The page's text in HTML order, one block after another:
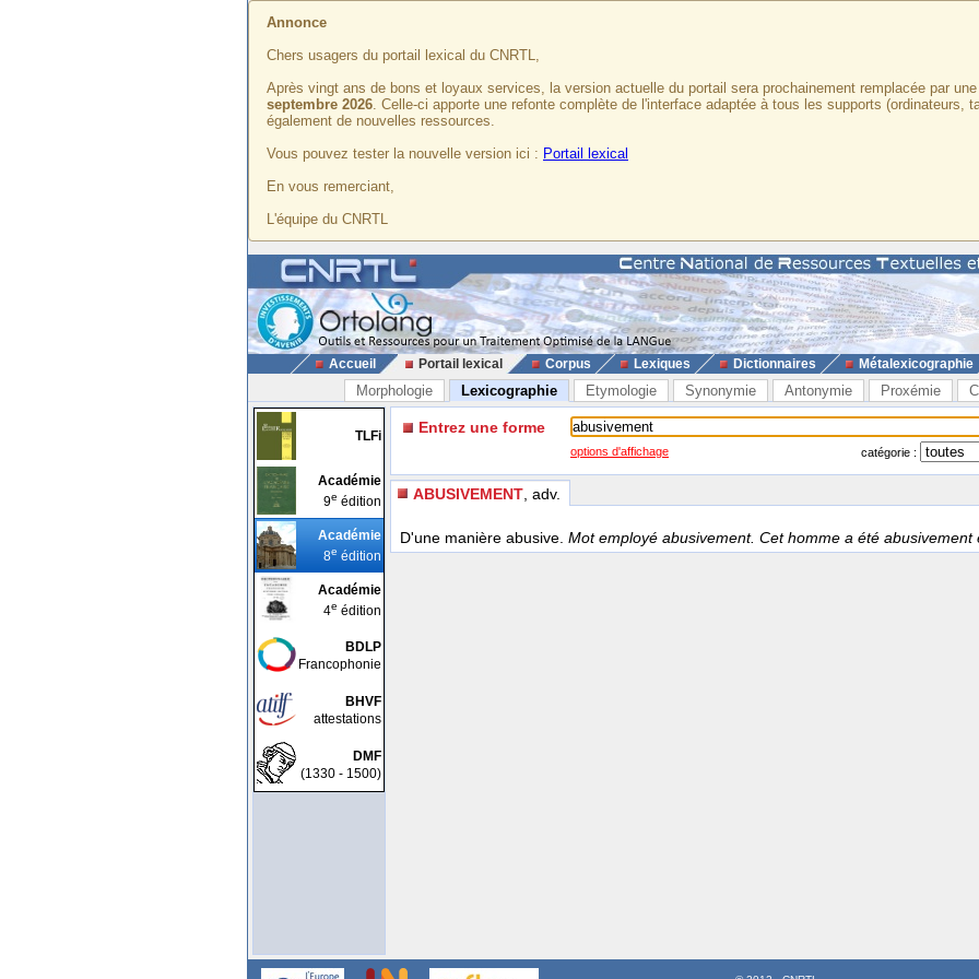
Annonce
Chers usagers du portail lexical du CNRTL,
Après vingt ans de bons et loyaux services, la version actuelle du portail sera prochainement remplacée par
septembre 2026. Celle-ci apporte une refonte complète de l'interface adaptée à tous les supports (ordinateurs,
également de nouvelles ressources.
Vous pouvez tester la nouvelle version ici : Portail lexical
En vous remerciant,
L'équipe du CNRTL
Accueil Portail lexical Corpus Lexiques Dictionnaires Métalexicographie
Morphologie Lexicographie Etymologie Synonymie Antonymie Proxémie
TLFi
Académie
9e édition
Académie
8e édition
Académie
4e édition
BDLP
Francophonie
BHVF
attestations
DMF
(1330 - 1500)
Entrez une forme
options d'affichage catégorie :
ABUSIVEMENT , adv.
D'une manière abusive. Mot employé abusivement. Cet homme a été abusivement